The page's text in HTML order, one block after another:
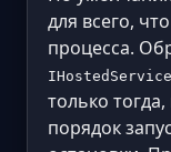
для всего,
процесса.
IHostedService
только
порядок